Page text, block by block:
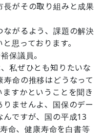
がその取り組みと成果
がるよう、課題の解決
思っております。
議員。
ぜひとも知りたいな
命の推移はどうなって
すかということを聞き
ませんよ、国保のデー
んですが、国の平成13
命、健康寿命を白書等